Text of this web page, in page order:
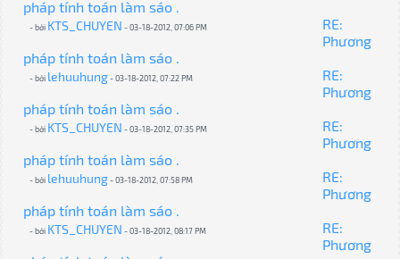
pháp tính toán làm sáo .
- bởi KTS_CHUYEN - 03-18-2012, 07:06 PM
RE:
Phương
pháp tính toán làm sáo .
- bởi lehuuhung- 03-18-2012, 07:22 PM
RE:
Phương
pháp tính toán làm sáo .
- bởi KTS_CHUYEN - 03-18-2012, 07:35 PM
RE:
Phương
pháp tính toán làm sáo .
- bởi lehuuhung- 03-18-2012, 07:58 PM
RE:
Phương
pháp tính toán làm sáo .
- bởi KTS_CHUYEN - 03-18-2012, 08:17 PM
RE:
Phương